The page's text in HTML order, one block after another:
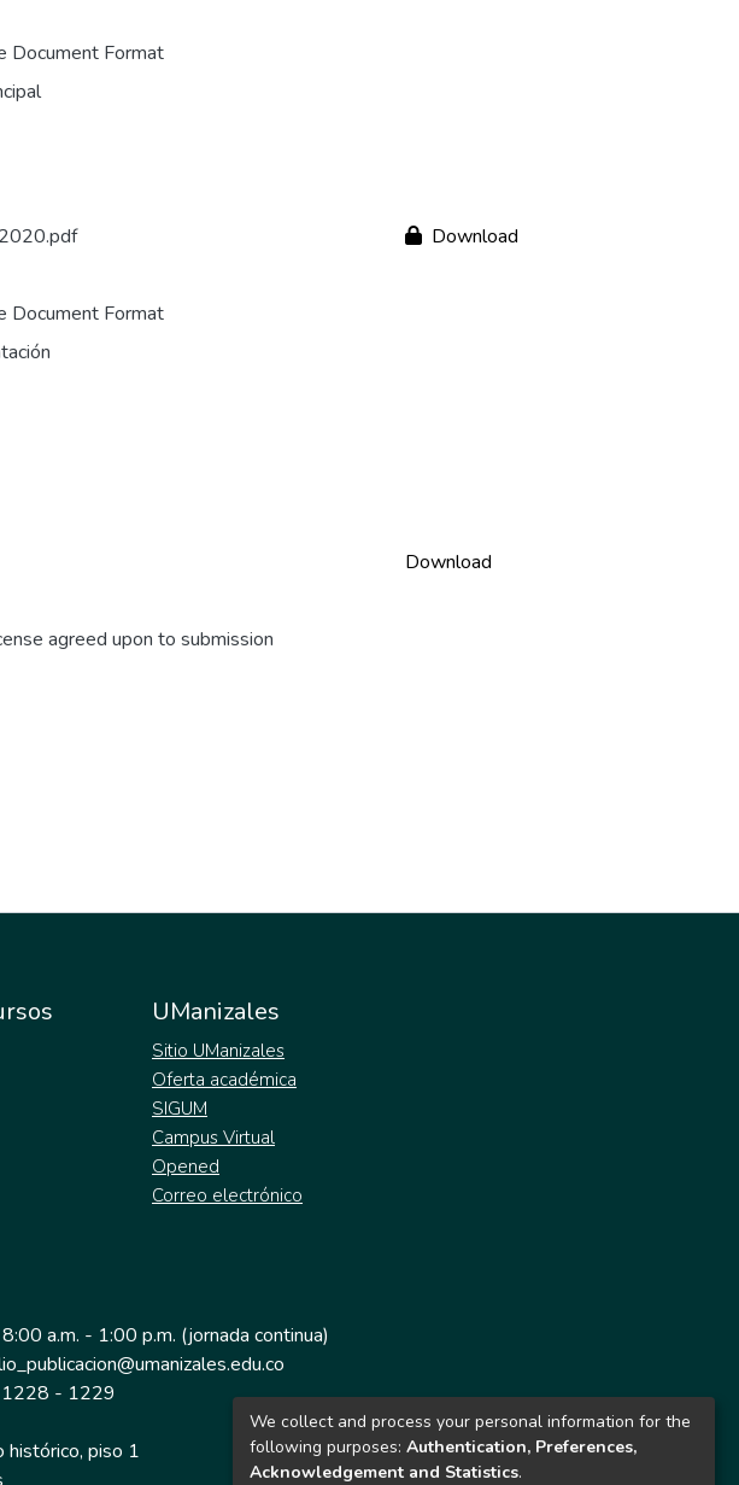
Document Format
Document Format
Download
agreed upon to submission
Download
UManizales
Sitio UManizales
Oferta académica
SIGUM
Campus Virtual
Opened
Correo electrónico
a.m. - 1:00 p.m. (jornada continua)
- 1229
histórico, piso 1
We collect and process your personal information for the
following purposes: Authentication, Preferences,
Acknowledgement and Statistics.